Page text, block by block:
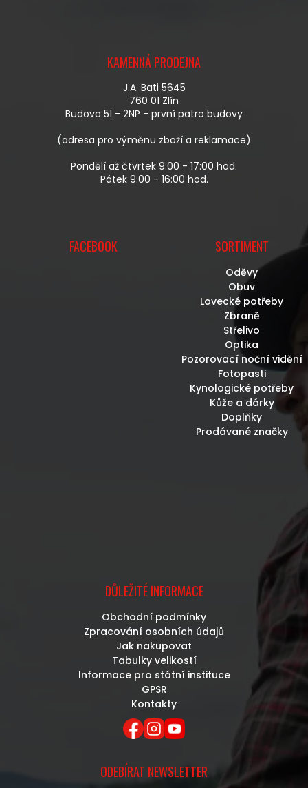
Í
P
R
V
K
V
P
I
KAMENNÁ PRODEJNA
J.A. Bati 5645
760 01 Zlín
Budova 51 - 2NP - první patro budovy
(adresa pro výměnu zboží a reklamace)
Pondělí až čtvrtek 9:00 - 17:00 hod.
Pátek 9:00 - 16:00 hod.
FACEBOOK SORTIMENT
Oděvy
Obuv
Lovecké potřeby
Zbraně
Střelivo
Optika
Pozorovací noční vidění
Fotopasti
Kynologické potřeby
Kůže a dárky
Doplňky
Prodávané značky
DŮLEŽITÉ INFORMACE
Obchodní podmínky
Zpracování osobních údajů
Jak nakupovat
Tabulky velikostí
Informace pro státní instituce
GPSR
Kontakty
ODEBÍRAT NEWSLETTER